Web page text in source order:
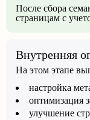
После сбора
страницам с
Внутренняя
На этом этапе
настройка
оптимизация
улучшение